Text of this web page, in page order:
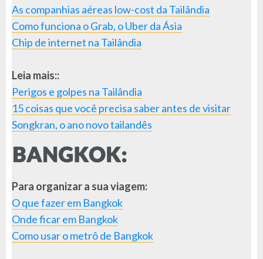
As companhias aéreas low-cost da Tailândia
Como funciona o Grab, o Uber da Ásia
Chip de internet na Tailândia
Leia mais::
Perigos e golpes na Tailândia
15 coisas que você precisa saber antes de visitar
Songkran, o ano novo tailandês
Para organizar a sua viagem:
O que fazer em Bangkok
Onde ficar em Bangkok
Como usar o metrô de Bangkok